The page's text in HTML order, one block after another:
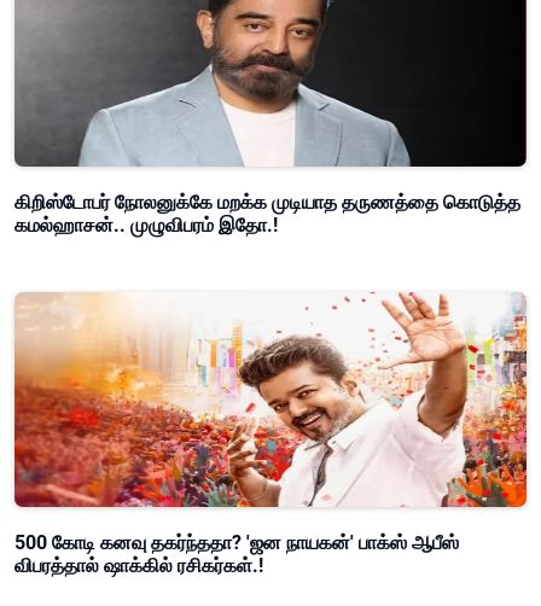
கிறிஸ்டோபர் நோலனுக்கே மறக்க முடியாத தருணத்தை கொடுத்த
கமல்ஹாசன்.. முழுவிபரம் இதோ.!
500 கோடி கனவு தகர்ந்ததா? 'ஜன நாயகன்' பாக்ஸ் ஆபீஸ்
விபரத்தால் ஷாக்கில் ரசிகர்கள்.!